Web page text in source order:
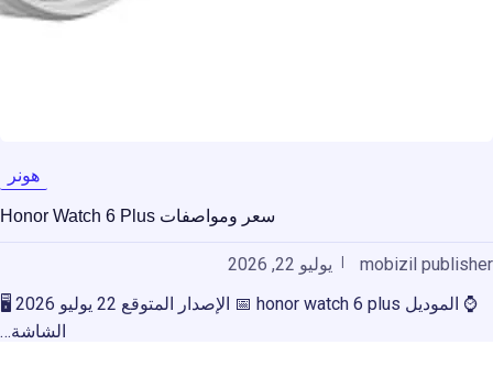
هونر
سعر ومواصفات Honor Watch 6 Plus
mobizil publisher
يوليو 22, 2026
⌚ الموديل honor watch 6 plus 📅 الإصدار المتوقع 22 يوليو 2026 🖥️
الشاشة…